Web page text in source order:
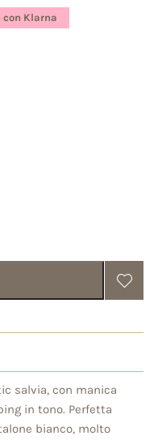
con Klarna
salvia, con manica
in tono. Perfetta
bianco, molto